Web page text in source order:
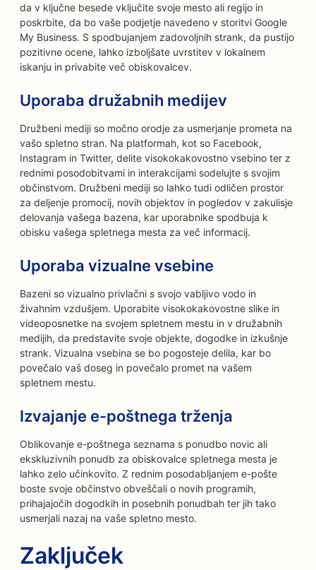
da v ključne besede vključite svoje mesto ali regijo in
poskrbite, da bo vaše podjetje navedeno v storitvi Google
My Business. S spodbujanjem zadovoljnih strank, da pustijo
pozitivne ocene, lahko izboljšate uvrstitev v lokalnem
iskanju in privabite več obiskovalcev.
Uporaba družabnih medijev
Družbeni mediji so močno orodje za usmerjanje prometa na
vašo spletno stran. Na platformah, kot so Facebook,
Instagram in Twitter, delite visokokakovostno vsebino ter z
rednimi posodobitvami in interakcijami sodelujte s svojim
občinstvom. Družbeni mediji so lahko tudi odličen prostor
za deljenje promocij, novih objektov in pogledov v zakulisje
delovanja vašega bazena, kar uporabnike spodbuja k
obisku vašega spletnega mesta za več informacij.
Uporaba vizualne vsebine
Bazeni so vizualno privlačni s svojo vabljivo vodo in
živahnim vzdušjem. Uporabite visokokakovostne slike in
videoposnetke na svojem spletnem mestu in v družabnih
medijih, da predstavite svoje objekte, dogodke in izkušnje
strank. Vizualna vsebina se bo pogosteje delila, kar bo
povečalo vaš doseg in povečalo promet na vašem
spletnem mestu.
Izvajanje e-poštnega trženja
Oblikovanje e-poštnega seznama s ponudbo novic ali
ekskluzivnih ponudb za obiskovalce spletnega mesta je
lahko zelo učinkovito. Z rednim posodabljanjem e-pošte
boste svoje občinstvo obveščali o novih programih,
prihajajočih dogodkih in posebnih ponudbah ter jih tako
usmerjali nazaj na vaše spletno mesto.
Zaključek